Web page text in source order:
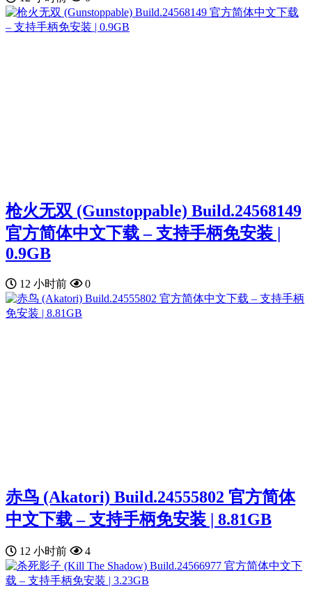
枪火无双 (Gunstoppable) Build.24568149
官方简体中文下载 – 支持手柄免安装 |
0.9GB
12 小时前 0
赤鸟 (Akatori) Build.24555802 官方简体
中文下载 – 支持手柄免安装 | 8.81GB
12 小时前 4